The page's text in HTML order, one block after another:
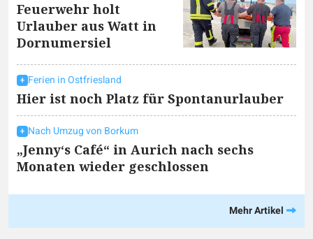
Feuerwehr holt
Urlauber aus Watt in
Dornumersiel
Ferien in Ostfriesland
Hier ist noch Platz für Spontanurlauber
Nach Umzug von Borkum
„Jenny‘s Café“ in Aurich nach sechs
Monaten wieder geschlossen
Mehr Artikel